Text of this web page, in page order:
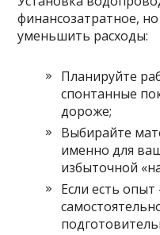
финансозатратное,
уменьшить расходы:
Планируйте
спонтанные
дороже;
Выбирайте
именно для
избыточной
Если есть